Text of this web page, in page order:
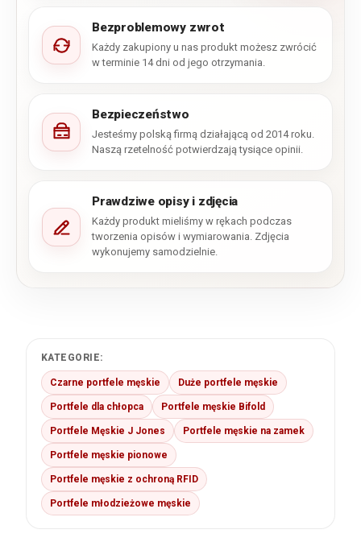
Bezproblemowy zwrot
Każdy zakupiony u nas produkt możesz zwrócić
w terminie 14 dni od jego otrzymania.
Bezpieczeństwo
Jesteśmy polską firmą działającą od 2014 roku.
Naszą rzetelność potwierdzają tysiące opinii.
Prawdziwe opisy i zdjęcia
Każdy produkt mieliśmy w rękach podczas
tworzenia opisów i wymiarowania. Zdjęcia
wykonujemy samodzielnie.
KATEGORIE:
Czarne portfele męskie Duże portfele męskie
Portfele dla chłopca Portfele męskie Bifold
Portfele Męskie J Jones Portfele męskie na zamek
Portfele męskie pionowe
Portfele męskie z ochroną RFID
Portfele młodzieżowe męskie